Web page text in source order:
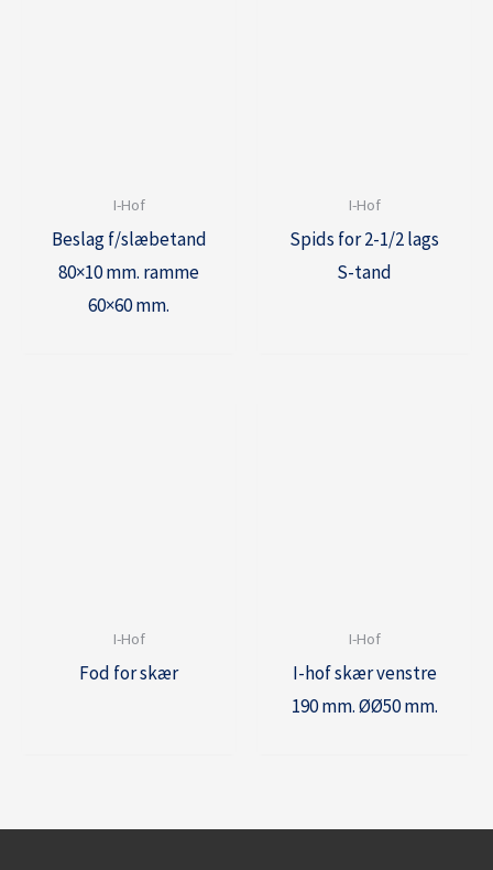
I-Hof
Beslag f/slæbetand
80×10 mm. ramme
60×60 mm.
I-Hof
Spids for 2-1/2 lags
S-tand
I-Hof
Fod for skær
I-Hof
I-hof skær venstre
190 mm. ØØ50 mm.